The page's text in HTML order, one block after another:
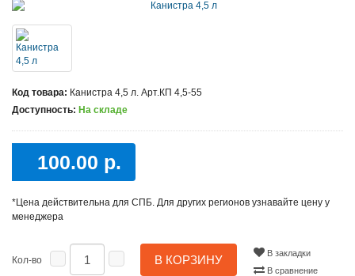
Код товара: Канистра 4,5 л. Арт.КП 4,5-55
Доступность: На складе
100.00 р.
*Цена действительна для СПБ. Для других регионов узнавайте цену у
менеджера
Кол-во В КОРЗИНУ
В закладки
В сравнение